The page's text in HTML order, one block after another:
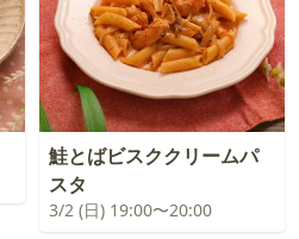
鮭とばビスククリームパ
スタ
3/2 (日) 19:00〜20:00